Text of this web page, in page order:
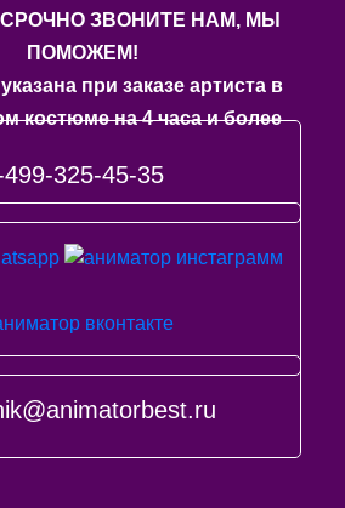
СРОЧНО ЗВОНИТЕ НАМ, МЫ
ПОМОЖЕМ!
при заказе артиста в
костюме на 4 часа и более
499-325-45-35